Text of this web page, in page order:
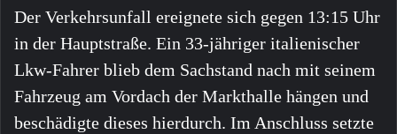
Der Verkehrsunfall ereignete sich gegen 13:15 Uhr
in der Hauptstraße. Ein 33-jähriger italienischer
Lkw-Fahrer blieb dem Sachstand nach mit seinem
Fahrzeug am Vordach der Markthalle hängen und
beschädigte dieses hierdurch. Im Anschluss setzte